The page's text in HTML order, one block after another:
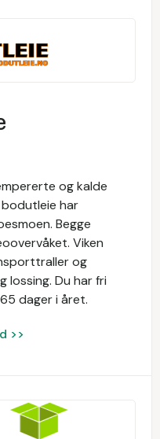
og kalde
har
Begge
Viken
og
lossing. Du har fri
dager i året.
>>